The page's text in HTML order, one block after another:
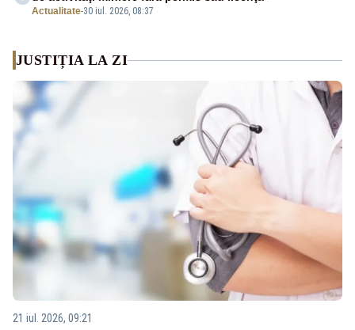
Actualitate-30 iul. 2026, 08:37
JUSTIȚIA LA ZI
21 iul. 2026, 09:21